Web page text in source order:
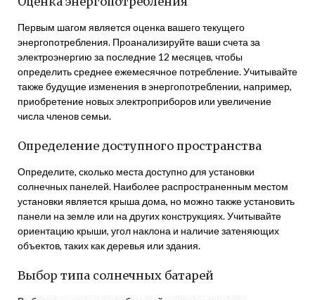
Первым шагом является оценка вашего текущего
энергопотребления. Проанализируйте ваши счета за
электроэнергию за последние 12 месяцев, чтобы
определить среднее ежемесячное потребление. Учитывайте
также будущие изменения в энергопотреблении, например,
приобретение новых электроприборов или увеличение
числа членов семьи.
Определение доступного пространства
Определите, сколько места доступно для установки
солнечных панелей. Наиболее распространенным местом
установки является крыша дома, но можно также установить
панели на земле или на других конструкциях. Учитывайте
ориентацию крыши, угол наклона и наличие затеняющих
объектов, таких как деревья или здания.
Выбор типа солнечных батарей